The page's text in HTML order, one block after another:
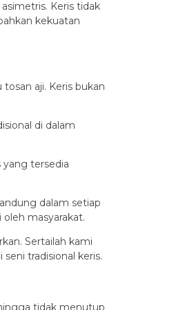
Keris tidak
kekuatan
aji. Keris bukan
di dalam
yang tersedia
dalam setiap
masyarakat.
Sertailah kami
tradisional keris.
tidak menutup